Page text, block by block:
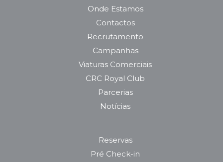
Onde Estamos
Contactos
Recrutamento
Campanhas
Viaturas Comerciais
CRC Royal Club
Parcerias
Notícias
Reservas
Pré Check-in